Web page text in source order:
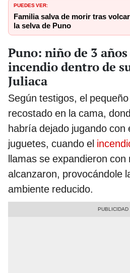
PUEDES VER:
Familia salva de morir tras
la selva de Puno
Puno: niño de 3
incendio dentro de
Juliaca
Según testigos, el
recostado en la cama,
habría dejado jugando con
juguetes, cuando el
llamas se expandieron con
alcanzaron, provocándole
ambiente reducido.